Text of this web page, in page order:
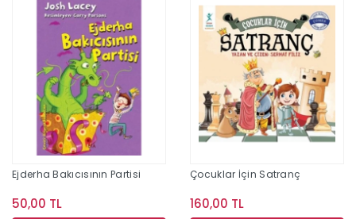
Ejderha Bakıcısının Partisi
50,00 TL
Çocuklar İçin Satranç
160,00 TL